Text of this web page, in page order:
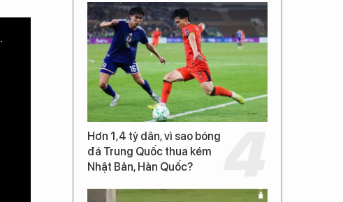
Hơn 1,4 tỷ dân, vì sao bóng
đá Trung Quốc thua kém
Nhật Bản, Hàn Quốc?